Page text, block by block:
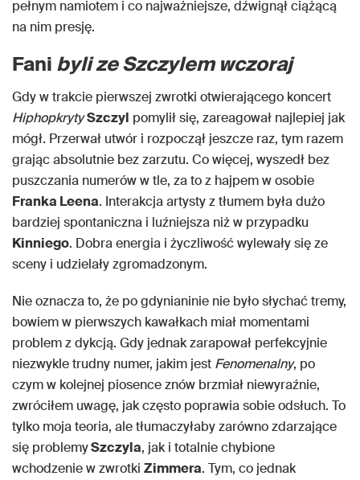
pełnym namiotem i co najważniejsze, dźwignął ciążącą
na nim presję.
Fani byli ze Szczylem wczoraj
Gdy w trakcie pierwszej zwrotki otwierającego koncert
HiphopkrytySzczyl pomylił się, zareagował najlepiej jak
mógł. Przerwał utwór i rozpoczął jeszcze raz, tym razem
grając absolutnie bez zarzutu. Co więcej, wyszedł bez
puszczania numerów w tle, za to z hajpem w osobie
Franka Leena. Interakcja artysty z tłumem była dużo
bardziej spontaniczna i luźniejsza niż w przypadku
Kinniego. Dobra energia i życzliwość wylewały się ze
sceny i udzielały zgromadzonym.
Nie oznacza to, że po gdynianinie nie było słychać tremy,
bowiem w pierwszych kawałkach miał momentami
problem z dykcją. Gdy jednak zarapował perfekcyjnie
niezwykle trudny numer, jakim jest Fenomenalny, po
czym w kolejnej piosence znów brzmiał niewyraźnie,
zwróciłem uwagę, jak często poprawia sobie odsłuch. To
tylko moja teoria, ale tłumaczyłaby zarówno zdarzające
się problemySzczyla, jak i totalnie chybione
wchodzenie w zwrotki Zimmera. Tym, co jednak